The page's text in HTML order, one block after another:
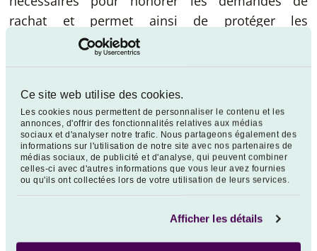
Ce site web utilise des cookies.
Les cookies nous permettent de personnaliser le contenu et les
annonces, d'offrir des fonctionnalités relatives aux médias
sociaux et d'analyser notre trafic. Nous partageons également des
informations sur l'utilisation de notre site avec nos partenaires de
médias sociaux, de publicité et d'analyse, qui peuvent combiner
celles-ci avec d'autres informations que vous leur avez fournies
ou qu'ils ont collectées lors de votre utilisation de leurs services.
Afficher les détails
rachat et permet ainsi de protéger les
investisseurs qui demeurent dans les fonds.
Dans ce cadre, la société de gestion peut décider
de prolonger le délai de préavis de rachat initial
de parts c’est-à-dire de prolonger la durée entre
la date de centralisation des ordres de rachats et
leur exécution.
Le préavis de rachat initial et sa prolongation ne
peuvent dépasser 5 jours ouvrés.
Les ordres de rachat seront traités à la prochaine
date de rachat qui suivra la fin du délai de préavis